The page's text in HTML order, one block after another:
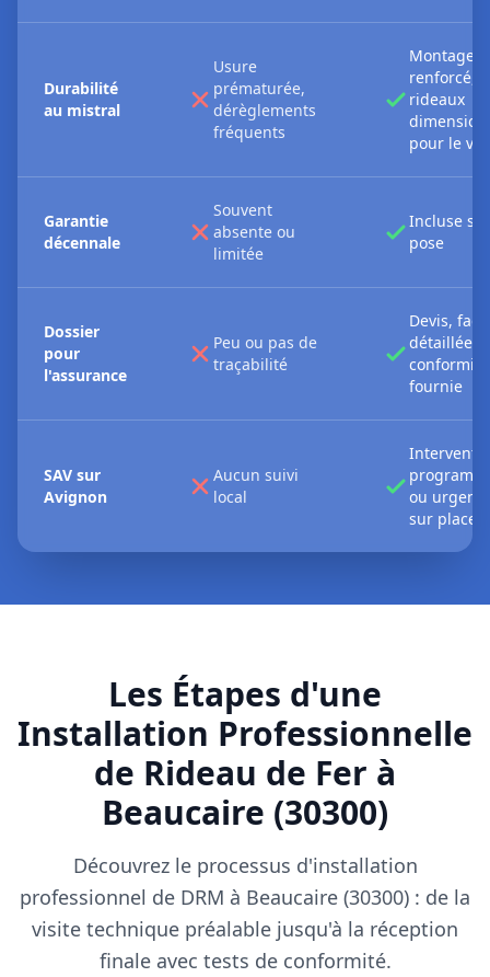
Durabilité
au mistral
Usure
prématurée,
dérèglements
fréquents
Montage
renforcé,
rideaux
pour le
Garantie
décennale
Souvent
absente ou
limitée
Incluse
pose
Dossier
pour
l'assurance
Peu ou pas de
traçabilité
Devis,
détaillée,
conformité
fournie
SAV sur
Avignon
Aucun suivi
local
ou urgente
sur place
Les Étapes d'une
Installation Professionnelle
de Rideau de Fer à
Beaucaire (30300)
Découvrez le processus d'installation
professionnel de DRM à Beaucaire (30300) : de la
visite technique préalable jusqu'à la réception
finale avec tests de conformité.